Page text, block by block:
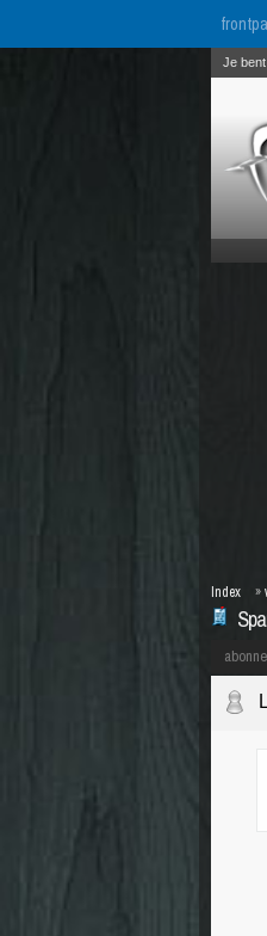
Je bent
Index »